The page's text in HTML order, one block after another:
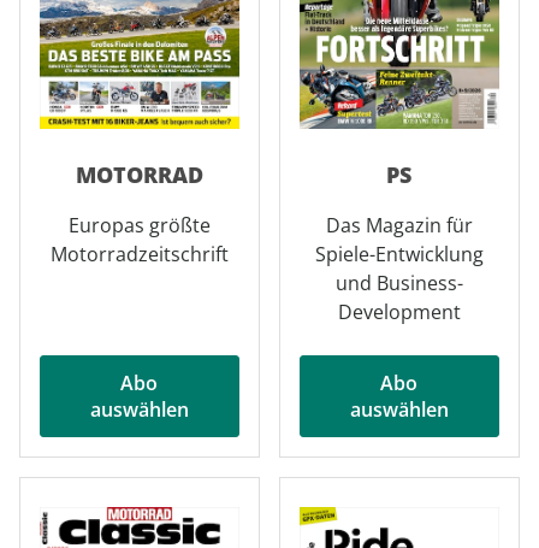
MOTORRAD
Europas größte
Motorradzeitschrift
Abo
auswählen
PS
Das Magazin für
Spiele-Entwicklung
und Business-
Development
Abo
auswählen